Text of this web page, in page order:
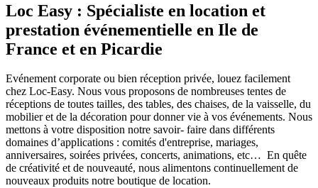
Loc Easy : Spécialiste en location et
prestation événementielle en Ile de
France et en Picardie
Evénement corporate ou bien réception privée, louez facilement
chez Loc-Easy. Nous vous proposons de nombreuses tentes de
réceptions de toutes tailles, des tables, des chaises, de la vaisselle, du
mobilier et de la décoration pour donner vie à vos événements. Nous
mettons à votre disposition notre savoir- faire dans différents
domaines d’applications : comités d'entreprise, mariages,
anniversaires, soirées privées, concerts, animations, etc… En quête
de créativité et de nouveauté, nous alimentons continuellement de
nouveaux produits notre boutique de location.